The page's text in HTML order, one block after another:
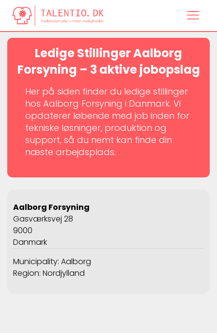
Ledige Stillinger Aalborg
Forsyning – 3 aktive jobopslag
Her på siden finder du ledige stillinger
hos Aalborg Forsyning i Danmark. Vi
opdaterer løbende med job inden for
tekniske løsninger, produktion og
support, så du nemt kan finde din
næste arbejdsplads.
Aalborg Forsyning
Gasværksvej 28
9000
Danmark
Municipality: Aalborg
Region: Nordjylland